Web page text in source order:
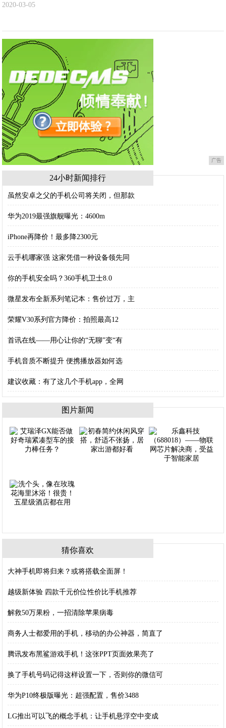
2020-03-05
广告
24小时新闻排行
虽然安卓之父的手机公司将关闭，但那款
华为2019最强旗舰曝光：4600m
iPhone再降价！最多降2300元
云手机哪家强 这家凭借一种设备领先同
你的手机安全吗？360手机卫士8.0
微星发布全新系列笔记本：售价过万，主
荣耀V30系列官方降价：拍照最高12
首讯在线——用心让你的“无聊”变“有
手机音质不断提升 便携播放器如何选
建议收藏：有了这几个手机app，全网
图片新闻
猜你喜欢
大神手机即将归来？或将搭载全面屏！
越级新体验 四款千元价位性价比手机推荐
解救50万果粉，一招清除苹果病毒
商务人士都爱用的手机，移动的办公神器，简直了
腾讯发布黑鲨游戏手机！这张PPT页面效果亮了
换了手机号码记得这样设置一下，否则你的微信可
华为P10终极版曝光：超强配置，售价3488
LG推出可以飞的概念手机：让手机悬浮空中变成